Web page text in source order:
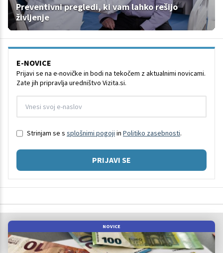
Preventivni pregledi, ki vam lahko rešijo
življenje
E-NOVICE
Prijavi se na e-novičke in bodi na tekočem z aktualnimi novicami.
Zate jih pripravlja uredništvo Vizita.si.
Strinjam se s splošnimi pogoji in Politiko zasebnosti.
PRIJAVI SE
NOVICE